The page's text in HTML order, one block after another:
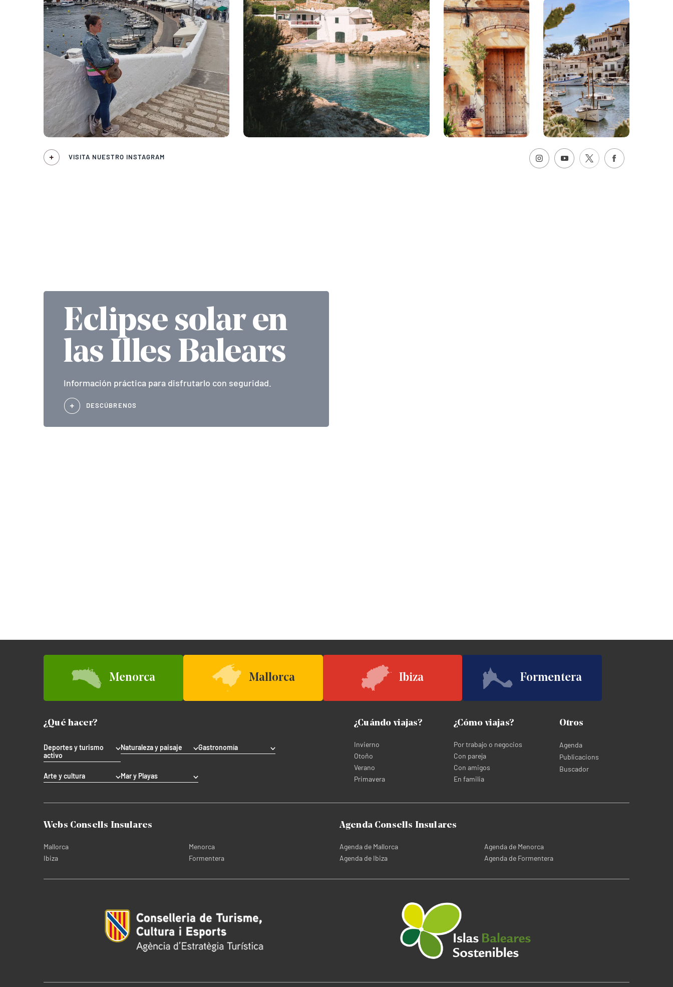
VISITA NUESTRO INSTAGRAM
Eclipse solar en
las Illes Balears
Información práctica para disfrutarlo con seguridad.
DESCÚBRENOS
Menorca Mallorca Ibiza Formentera
¿Qué hacer?
Deportes y turismo
activo
Naturaleza y paisaje Gastronomía
Arte y cultura Mar y Playas
¿Cuándo viajas?
Invierno
Otoño
Verano
Primavera
¿Cómo viajas?
Por trabajo o negocios
Con pareja
Con amigos
En familia
Otros
Agenda
Publicacions
Buscador
Webs Consells Insulares
Mallorca
Menorca
Ibiza
Formentera
Agenda Consells Insulares
Agenda de Mallorca
Agenda de Menorca
Agenda de Ibiza
Agenda de Formentera